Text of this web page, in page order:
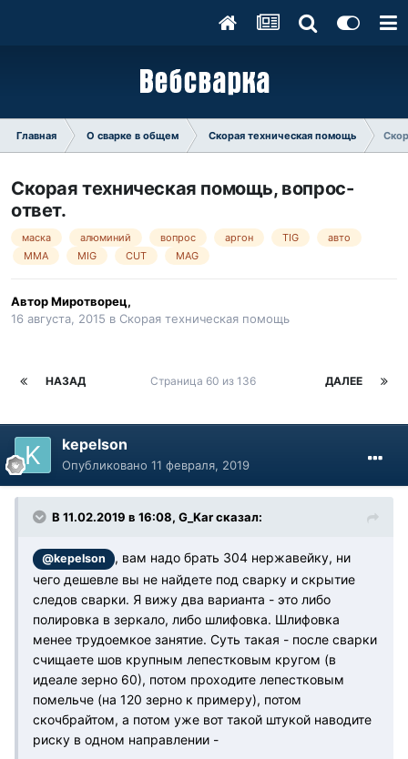
Главная О сварке в общем Скорая техническая помощь
Скорая техническая помощь, вопрос-
ответ.
маска алюминий вопрос аргон TIG
авто
MMA
MIG CUT MAG
АвторМиротворец,
16 августа, 2015 в Скорая техническая помощь
НАЗАД ДАЛЕЕ
Страница 60 из 136
kepelson
Опубликовано 11 февраля, 2019
В 11.02.2019 в 16:08, G_Kar сказал:
@kepelson
, вам надо брать 304 нержавейку, ни
чего дешевле вы не найдете под сварку и скрытие
следов сварки. Я вижу два варианта - это либо
полировка в зеркало, либо шлифовка. Шлифовка
менее трудоемкое занятие. Суть такая - после сварки
счищаете шов крупным лепестковым кругом (в
идеале зерно 60), потом проходите лепестковым
помельче (на 120 зерно к примеру), потом
скочбрайтом, а потом уже вот такой штукой наводите
риску в одном направлении -